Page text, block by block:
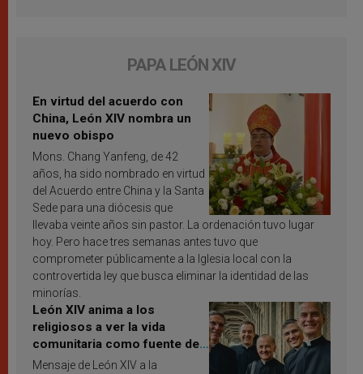
PAPA LEÓN XIV
En virtud del acuerdo con
China, León XIV nombra un
nuevo obispo
Mons. Chang Yanfeng, de 42
años, ha sido nombrado en virtud
del Acuerdo entre China y la Santa
Sede para una diócesis que
llevaba veinte años sin pastor. La ordenación tuvo lugar
hoy. Pero hace tres semanas antes tuvo que
comprometer públicamente a la Iglesia local con la
controvertida ley que busca eliminar la identidad de las
minorías.
León XIV anima a los
religiosos a ver la vida
comunitaria como fuente de
inspiración y santificación
Mensaje de León XIV a la